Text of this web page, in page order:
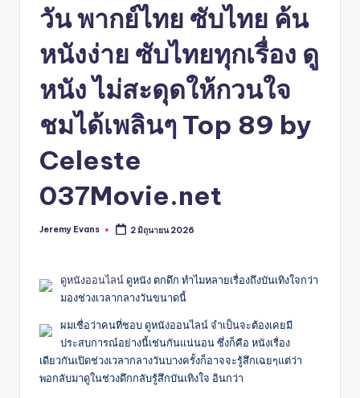
วัน พากย์ไทย ซับไทย ค้น
หนังง่าย ซับไทยทุกเรื่อง ดู
หนัง ไม่สะดุดให้กวนใจ
ชมได้เพลินๆ Top 89 by
Celeste
037Movie.net
Posted
Jeremy Evans 2 มิถุนายน 2026
ดูหนังออนไลน์ดูหนัง ตกดึก ทำไมหลายเรื่องถึงบันเทิงใจกว่า
มองช่วงเวลากลางวันขนาดนี้
ผมเชื่อว่าคนที่ชอบ ดูหนังออนไลน์ จำเป็นจะต้องเคยมี
ประสบการณ์อย่างนี้เช่นกันแน่นอน ซึ่งก็คือ หนังเรื่อง
เดียวกันเปิดช่วงเวลากลางวันบางครั้งก็อาจจะรู้สึกเฉยๆแต่ว่า
พอกลับมาดูในช่วงดึกกลับรู้สึกบันเทิงใจ อินกว่า